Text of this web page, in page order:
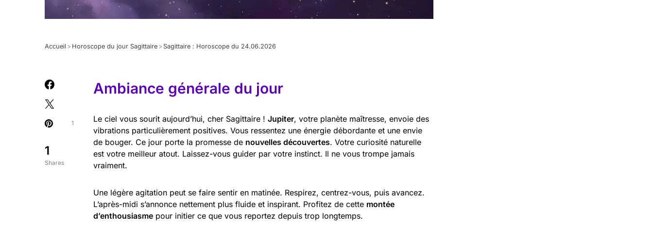
Accueil > Horoscope du jour Sagittaire > Sagittaire : Horoscope du 24.06.2026
1
Shares
1
Ambiance générale du jour
Le ciel vous sourit aujourd’hui, cher Sagittaire ! Jupiter, votre planète maîtresse, envoie des
vibrations particulièrement positives. Vous ressentez une énergie débordante et une envie
de bouger. Ce jour porte la promesse de nouvelles découvertes. Votre curiosité naturelle
est votre meilleur atout. Laissez-vous guider par votre instinct. Il ne vous trompe jamais
vraiment.
Une légère agitation peut se faire sentir en matinée. Respirez, centrez-vous, puis avancez.
L’après-midi s’annonce nettement plus fluide et inspirant. Profitez de cette montée
d’enthousiasme pour initier ce que vous reportez depuis trop longtemps.